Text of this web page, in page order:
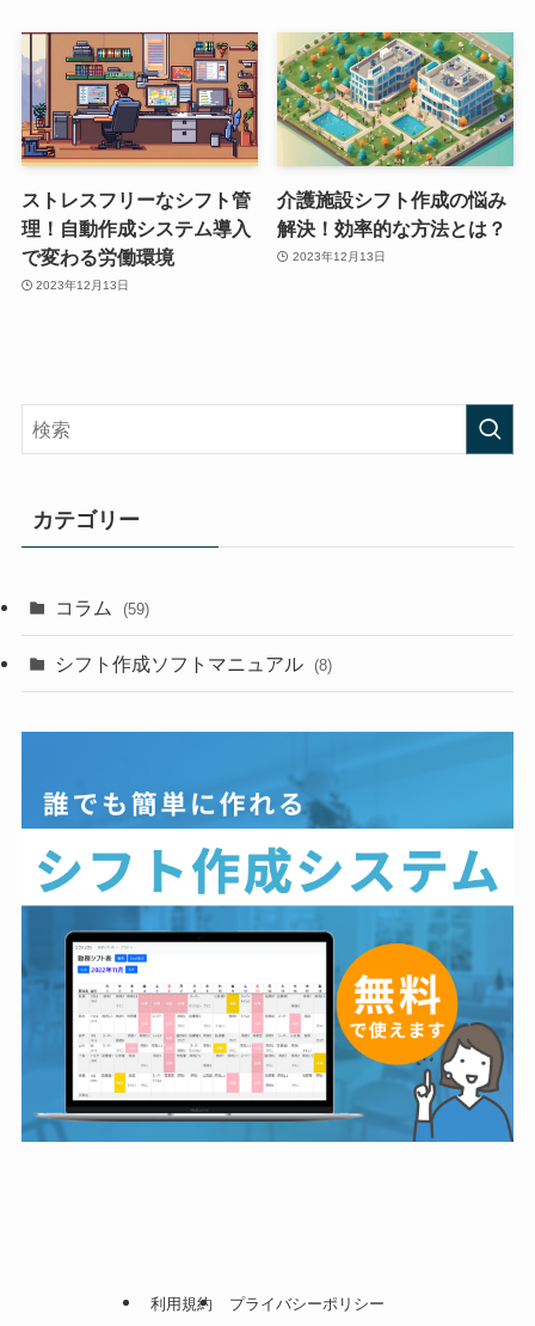
ストレスフリーなシフト管
理！自動作成システム導入
で変わる労働環境
2023年12月13日
介護施設シフト作成の悩み
解決！効率的な方法とは？
2023年12月13日
カテゴリー
コラム (59)
シフト作成ソフトマニュアル (8)
利用規約 プライバシーポリシー